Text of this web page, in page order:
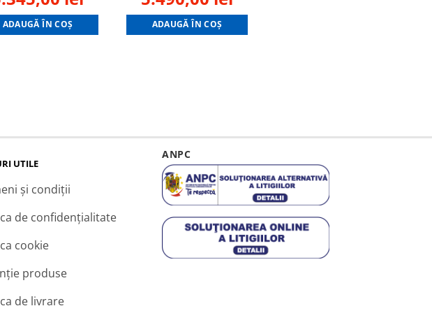
price
is:
ADAUGĂ ÎN COȘ price
was:
price
is:
ADAUGĂ ÎN COȘ
UTILE
și condiții
de confidențialitate
cookie
produse
de livrare
ANPC